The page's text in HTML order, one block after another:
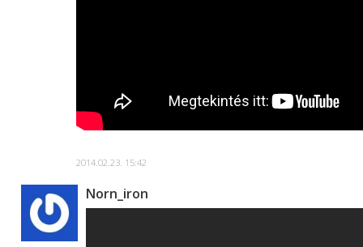
2014.02.23. 15:42
Norn_iron